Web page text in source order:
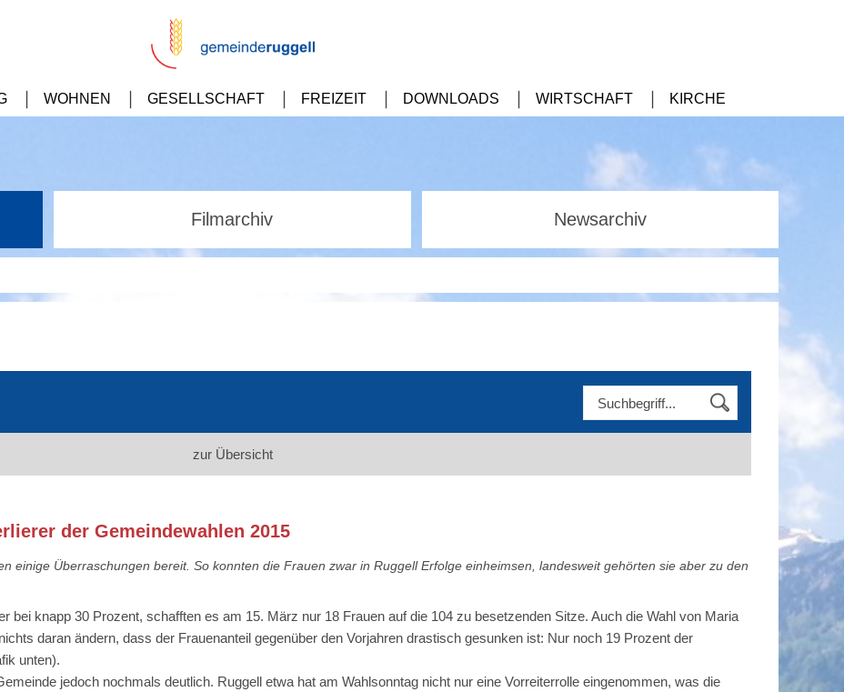
WOHNEN GESELLSCHAFT FREIZEIT DOWNLOADS WIRTSCHAFT KIRCHE
Filmarchiv Newsarchiv
zur Übersicht
der Gemeindewahlen 2015
einige Überraschungen bereit. So konnten die Frauen zwar in Ruggell Erfolge einheimsen, landesweit gehörten sie aber zu den
bei knapp 30 Prozent, schafften es am 15. März nur 18 Frauen auf die 104 zu besetzenden Sitze. Auch die Wahl von Maria
daran ändern, dass der Frauenanteil gegenüber den Vorjahren drastisch gesunken ist: Nur noch 19 Prozent der
unten).
jedoch nochmals deutlich. Ruggell etwa hat am Wahlsonntag nicht nur eine Vorreiterrolle eingenommen, was die